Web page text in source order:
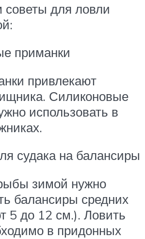
советы для ловли
приманки
привлекают
Силиконовые
использовать в
судака на балансиры
зимой нужно
балансиры средних
5 до 12 см.). Ловить
в придонных